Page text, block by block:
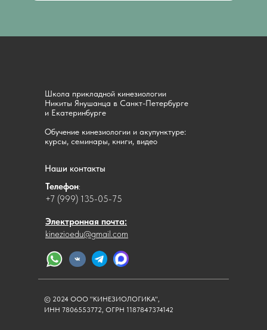
Школа прикладной кинезиологии
Никиты Янушанца в Санкт-Петербурге
и Екатеринбурге
Обучение кинезиологии и акупунктуре:
курсы, семинары, книги, видео
Наши контакты
Телефон:
+7 (999) 135-05-75
Электронная почта:
kinezioedu@gmail.com
© 2024 ООО "КИНЕЗИОЛОГИКА",
ИНН 7806553772, ОГРН 1187847374142